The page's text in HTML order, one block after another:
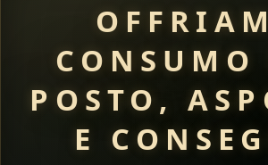
CONSUMO
POSTO,
E